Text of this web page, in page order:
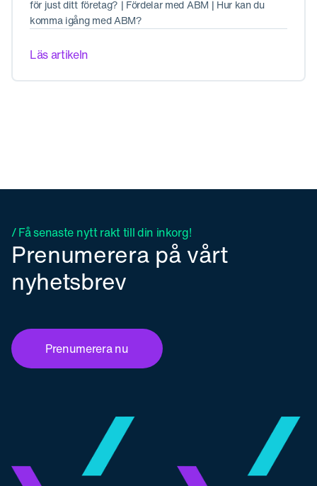
för just ditt företag? | Fördelar med ABM | Hur kan du
komma igång med ABM?
Läs artikeln
/ Få senaste nytt rakt till din inkorg!
Prenumerera på vårt
nyhetsbrev
Prenumerera nu